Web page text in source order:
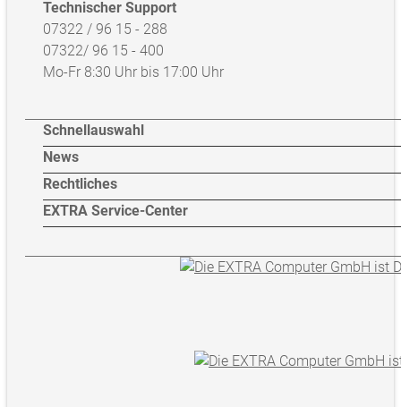
Technischer Support
07322 / 96 15 - 288
07322/ 96 15 - 400
Mo-Fr 8:30 Uhr bis 17:00 Uhr
Schnellauswahl
News
Rechtliches
EXTRA Service-Center